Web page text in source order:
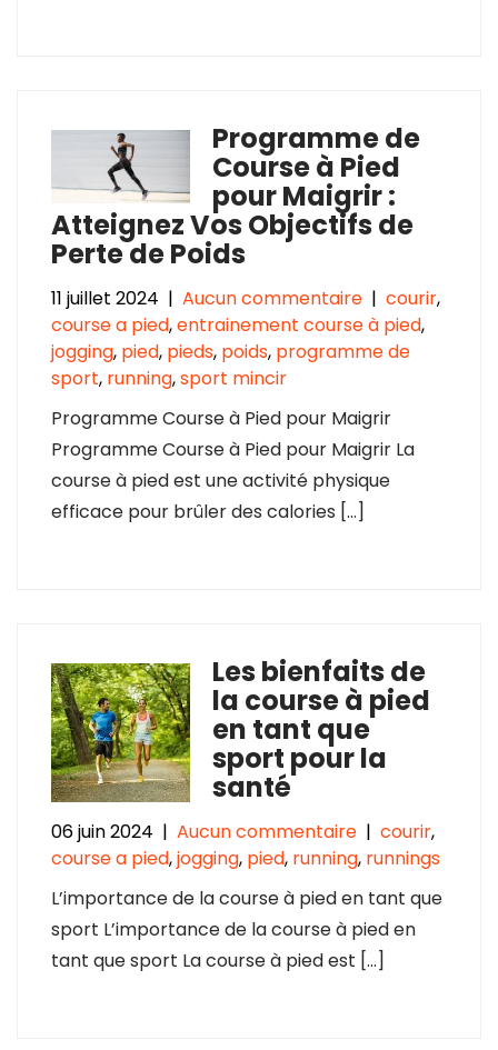
Programme de
Course à Pied
pour Maigrir :
Atteignez Vos Objectifs de
Perte de Poids
11 juillet 2024 | Aucun commentaire | courir,
course a pied,entrainement course à pied,
jogging, pied, pieds, poids, programme de
sport, running,sport mincir
Programme Course à Pied pour Maigrir
Programme Course à Pied pour Maigrir La
course à pied est une activité physique
efficace pour brûler des calories […]
Les bienfaits de
la course à pied
en tant que
sport pour la
santé
06 juin 2024 | Aucun commentaire | courir,
course a pied,jogging, pied, running, runnings
L’importance de la course à pied en tant que
sport L’importance de la course à pied en
tant que sport La course à pied est […]